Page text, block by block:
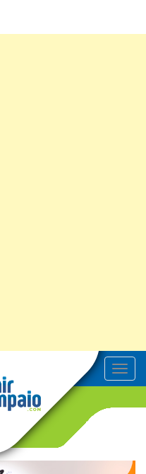
T
o
v